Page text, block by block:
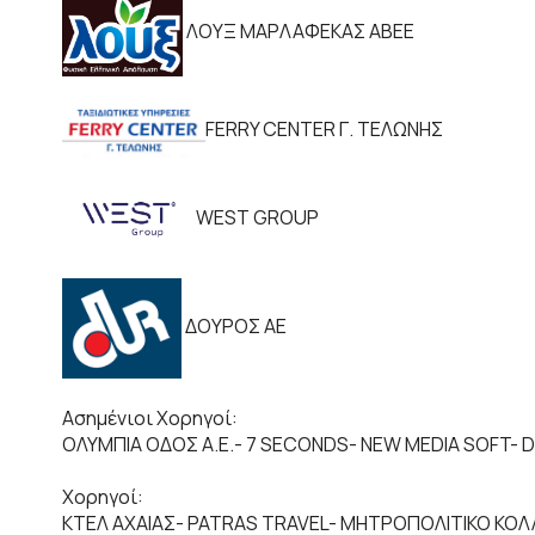
ΛΟΥΞ ΜΑΡΛΑΦΕΚΑΣ ΑΒΕΕ
FERRY CENTER Γ. ΤΕΛΩΝΗΣ
WEST GROUP
ΔΟΥΡΟΣ ΑΕ
Ασημένιοι Χορηγοί:
ΟΛΥΜΠΙΑ ΟΔΟΣ Α.Ε.- 7 SECΟNDS- NEW MEDIA SOFT-
Χορηγοί:
ΚΤΕΛ ΑΧΑΙΑΣ- PATRAS TRAVEL- ΜΗΤΡΟΠΟΛΙΤΙΚΟ